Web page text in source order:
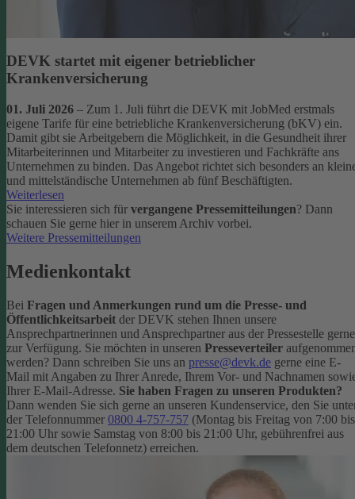
DEVK startet mit eigener betrieblicher
Krankenversicherung
01. Juli 2026 – Zum 1. Juli führt die DEVK mit JobMed erstmals
eigene Tarife für eine betriebliche Krankenversicherung (bKV) ein.
Damit gibt sie Arbeitgebern die Möglichkeit, in die Gesundheit ihrer
Mitarbeiterinnen und Mitarbeiter zu investieren und Fachkräfte ans
Unternehmen zu binden. Das Angebot richtet sich besonders an
und mittelständische Unternehmen ab fünf Beschäftigten.
Weiterlesen
Sie interessieren sich für vergangene Pressemitteilungen? Dann
schauen Sie gerne hier in unserem Archiv vorbei.
Weitere Pressemitteilungen
Medienkontakt
Bei Fragen und Anmerkungen rund um die Presse- und
Öffentlichkeitsarbeit der DEVK stehen Ihnen unsere
Ansprechpartnerinnen und Ansprechpartner aus der Pressestelle gerne
zur Verfügung. Sie möchten in unseren Presseverteiler
werden? Dann schreiben Sie uns an presse@devk.de gerne eine E-
Mail mit Angaben zu Ihrer Anrede, Ihrem Vor- und Nachnamen
Ihrer E-Mail-Adresse. Sie haben Fragen zu unseren Produkten?
Dann wenden Sie sich gerne an unseren Kundenservice, den Sie
der Telefonnummer 0800 4-757-757 (Montag bis Freitag von 7:00 bis
21:00 Uhr sowie Samstag von 8:00 bis 21:00 Uhr, gebührenfrei aus
dem deutschen Telefonnetz) erreichen.